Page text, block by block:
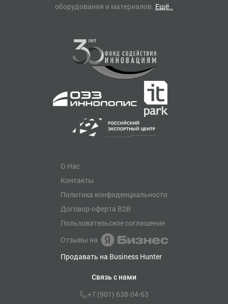
оборудования и материалов. Ещё..
О Нас
Контакты
Политика конфиденциальности
Договор-оферта B2B
Пользовательское соглашение
Отзывы на
Продавать на Business Hunter
Связь с нами
+7 (901) 638-04-63